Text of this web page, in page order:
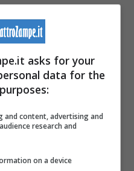
e sempre in un
del Boschetto in
molto frequentato
. Ecco quindi che le
i loro amici a
il sentimento di
asks for your
data for the
and content, advertising and
research and
on a device